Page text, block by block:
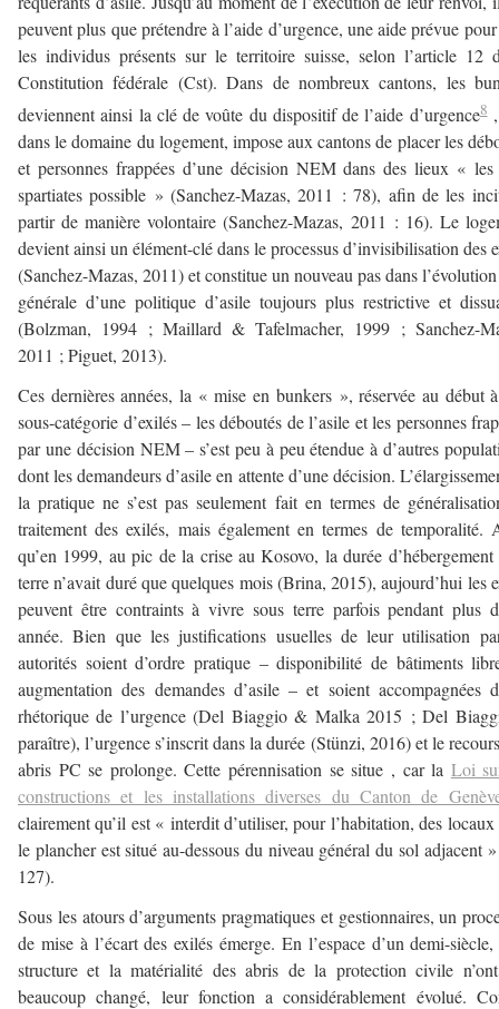
peuvent plus que prétendre à l’aide d’urgence, une aide prévue
les individus présents sur le territoire suisse, selon l’article 12
Constitution fédérale (Cst). Dans de nombreux cantons, les
deviennent ainsi la clé de voûte du dispositif de l’aide d’urgence8,
dans le domaine du logement, impose aux cantons de placer les
et personnes frappées d’une décision NEM dans des lieux «
spartiates possible » (Sanchez-Mazas, 2011 : 78), afin de les
partir de manière volontaire (Sanchez-Mazas, 2011 : 16). Le
devient ainsi un élément-clé dans le processus d’invisibilisation des
(Sanchez-Mazas, 2011) et constitue un nouveau pas dans
générale d’une politique d’asile toujours plus restrictive et
(Bolzman, 1994 ; Maillard & Tafelmacher, 1999 ; Sanchez-
2011 ; Piguet, 2013).
Ces dernières années, la « mise en bunkers », réservée au début
sous-catégorie d’exilés – les déboutés de l’asile et les personnes
par une décision NEM – s’est peu à peu étendue à d’autres
dont les demandeurs d’asile en attente d’une décision.
la pratique ne s’est pas seulement fait en termes de
traitement des exilés, mais également en termes de temporalité.
qu’en 1999, au pic de la crise au Kosovo, la durée d’hébergement
terre n’avait duré que quelques mois (Brina, 2015), aujourd’hui les
peuvent être contraints à vivre sous terre parfois pendant plus
année. Bien que les justifications usuelles de leur utilisation
autorités soient d’ordre pratique – disponibilité de bâtiments
augmentation des demandes d’asile – et soient accompagnées
rhétorique de l’urgence (Del Biaggio & Malka 2015 ; Del
paraître), l’urgence s’inscrit dans la durée (Stünzi, 2016) et le
abris PC se prolonge. Cette pérennisation se situe , car la Loi
constructions et les installations diverses du Canton de
clairement qu’il est « interdit d’utiliser, pour l’habitation, des
le plancher est situé au-dessous du niveau général du sol adjacent
127).
Sous les atours d’arguments pragmatiques et gestionnaires, un
de mise à l’écart des exilés émerge. En l’espace d’un demi-
structure et la matérialité des abris de la protection civile
beaucoup changé, leur fonction a considérablement évolué.